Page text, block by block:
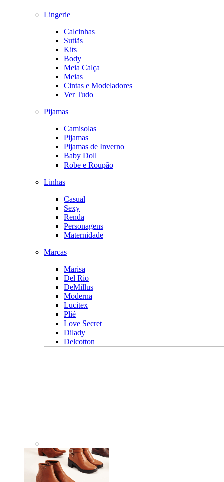
Lingerie
Calcinhas
Sutiãs
Kits
Body
Meia Calça
Meias
Cintas e Modeladores
Ver Tudo
Pijamas
Camisolas
Pijamas
Pijamas de Inverno
Baby Doll
Robe e Roupão
Linhas
Casual
Sexy
Renda
Personagens
Maternidade
Marcas
Marisa
Del Rio
DeMillus
Moderna
Lucitex
Plié
Love Secret
Dilady
Delcotton